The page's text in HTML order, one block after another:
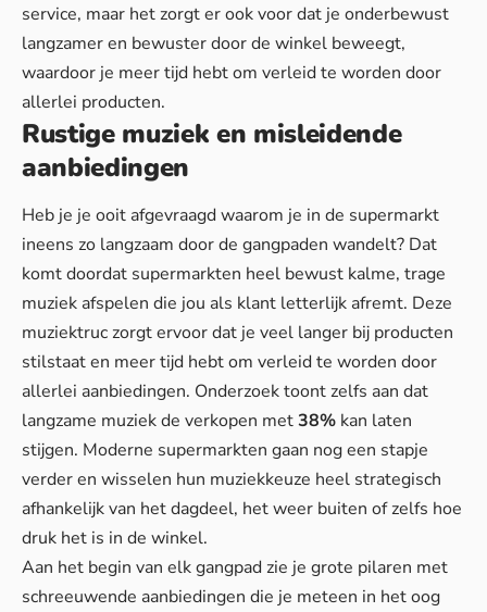
service, maar het zorgt er ook voor dat je onderbewust
langzamer en bewuster door de winkel beweegt,
waardoor je meer tijd hebt om verleid te worden door
allerlei producten.
Rustige muziek en misleidende
aanbiedingen
Heb je je ooit afgevraagd waarom je in de supermarkt
ineens zo langzaam door de gangpaden wandelt? Dat
komt doordat supermarkten heel bewust kalme, trage
muziek afspelen die jou als klant letterlijk afremt. Deze
muziektruc zorgt ervoor dat je veel langer bij producten
stilstaat en meer tijd hebt om verleid te worden door
allerlei aanbiedingen. Onderzoek toont zelfs aan dat
langzame muziek de verkopen met38% kan laten
stijgen. Moderne supermarkten gaan nog een stapje
verder en wisselen hun muziekkeuze heel strategisch
afhankelijk van het dagdeel, het weer buiten of zelfs hoe
druk het is in de winkel.
Aan het begin van elk gangpad zie je grote pilaren met
schreeuwende aanbiedingen die je meteen in het oog